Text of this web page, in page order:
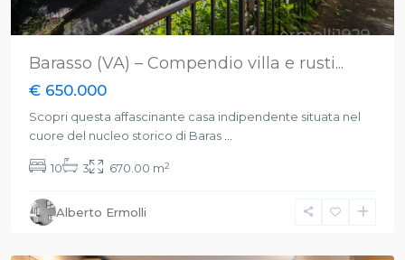
Barasso (VA) – Compendio villa e rusti...
€ 650.000
Scopri questa affascinante casa indipendente situata nel
cuore del nucleo storico di Baras ...
10 3 670.00 m2
Alberto Ermolli
Casciago,